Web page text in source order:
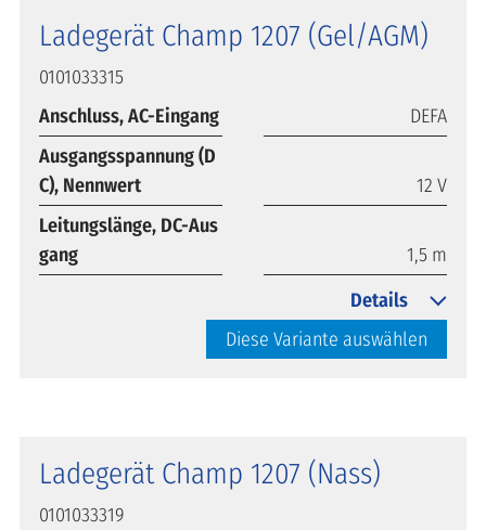
Ladegerät Champ 1207 (Gel/AGM)
0101033315
Anschluss, AC-Eingang
DEFA
Ausgangsspannung (D
C), Nennwert
12 V
Leitungslänge, DC-Aus
gang
1,5 m
Diese Variante auswählen
Details
Ladegerät Champ 1207 (Nass)
0101033319